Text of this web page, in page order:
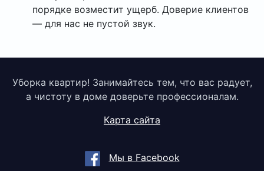
порядке возместит ущерб. Доверие клиентов
— для нас не пустой звук.
Уборка квартир! Занимайтесь тем, что вас радует,
а чистоту в доме доверьте профессионалам.
Карта сайта
Мы в Facebook